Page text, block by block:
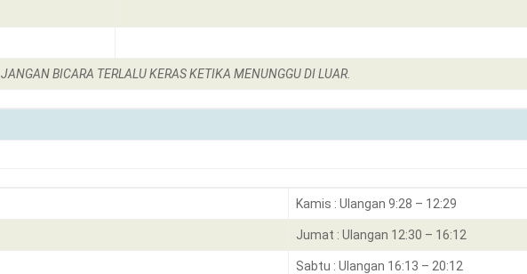
. JANGAN BICARA TERLALU KERAS KETIKA MENUNGGU DI LUAR.
Kamis : Ulangan 9:28 – 12:29
Jumat : Ulangan 12:30 – 16:12
Sabtu : Ulangan 16:13 – 20:12